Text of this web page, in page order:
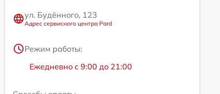
ул. Будённого, 123
Адрес сервисного центра Pard
Режим работы:
Ежедневно с 9:00 до 21:00